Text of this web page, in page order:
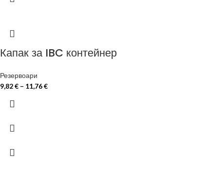
Капак за IBC контейнер
Резервоари
9,82€ – 11,76€